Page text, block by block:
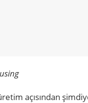
açısından